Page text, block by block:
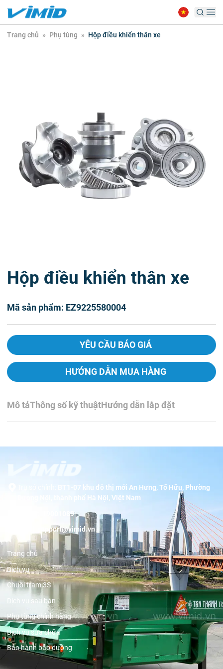
Trang chủ » Phụ tùng » Hộp điều khiển thân xe
Hộp điều khiển thân xe
Mã sản phẩm: EZ9225580004
YÊU CẦU BÁO GIÁ
HƯỚNG DẪN MUA HÀNG
Mô tảThông số kỹ thuậtHướng dẫn lắp đặt
BT1-07 khu đô thị mới An Hưng, Tố Hữu, Phường
Dương Nội, thành phố Hà Nội, Việt Nam
19001089
support@vimid.vn
Trang chủ
Dịch vụ
Chuỗi trạm 3S
Dịch vụ sau bán
Phụ tùng chính hãng
Dịch vụ sửa chữa
Bảo hành bảo dưỡng